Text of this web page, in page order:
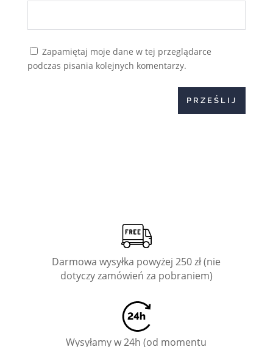
Zapamiętaj moje dane w tej przeglądarce
podczas pisania kolejnych komentarzy.
PRZEŚLIJ
Darmowa wysyłka powyżej 250 zł (nie
dotyczy zamówień za pobraniem)
Wysyłamy w 24h (od momentu